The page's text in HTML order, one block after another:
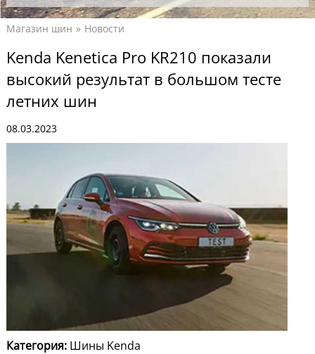
Магазин шин Новости
Kenda Kenetica Pro KR210 показали
высокий результат в большом тесте
летних шин
08.03.2023
Категория: Шины Kenda